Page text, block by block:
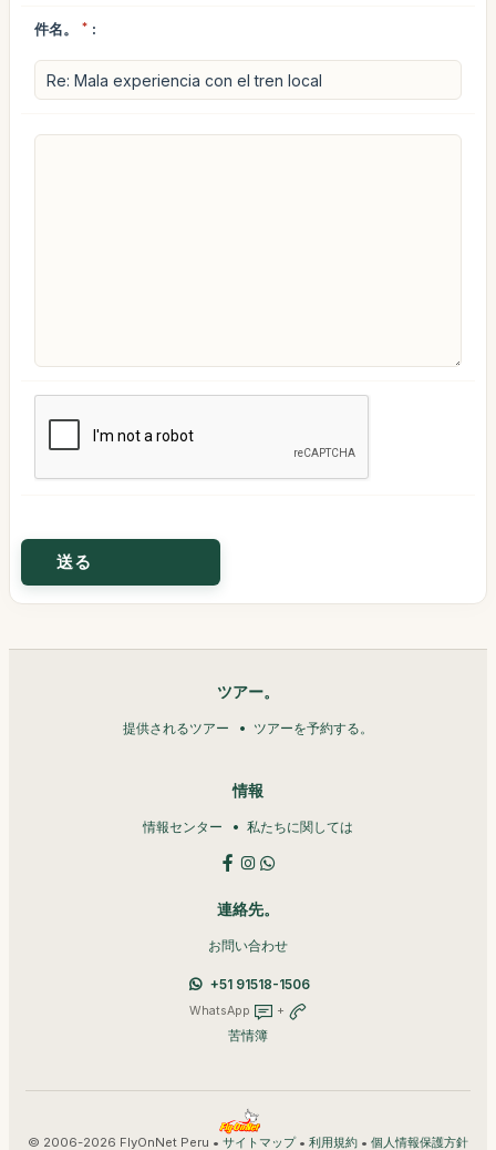
件名。 * :
ツアー。
提供されるツアー ツアーを予約する。
情報
情報センター 私たちに関しては
連絡先。
お問い合わせ
+51 91518-1506
WhatsApp +
苦情簿
© 2006-2026 FlyOnNet Peru • サイトマップ• 利用規約 • 個人情報保護方針